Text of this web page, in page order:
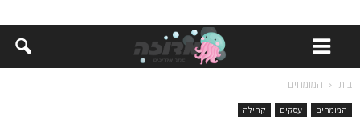
בית המומחים
המומחים עסקים קהילה